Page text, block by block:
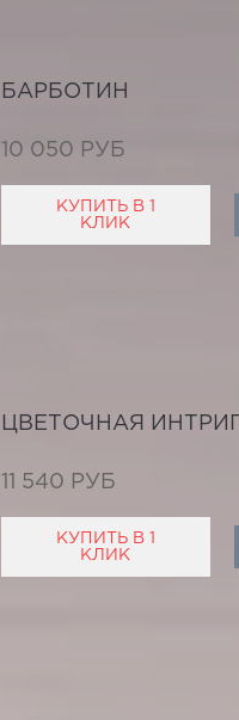
БАРБОТИН
10 050 РУБ
КУПИТЬ В 1
КЛИК
ЦВЕТОЧНАЯ
11 540 РУБ
КУПИТЬ В 1
КЛИК